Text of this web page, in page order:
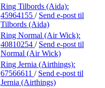
Ring Tilbords (Aida):
45964155 / Send e-post til
Tilbords (Aida)
Ring Normal (Air Wick):
40810254 / Send e-post til
Normal (Air Wick)
Ring Jernia (Airthings):
67566611 / Send e-post til
Jernia (Airthings)